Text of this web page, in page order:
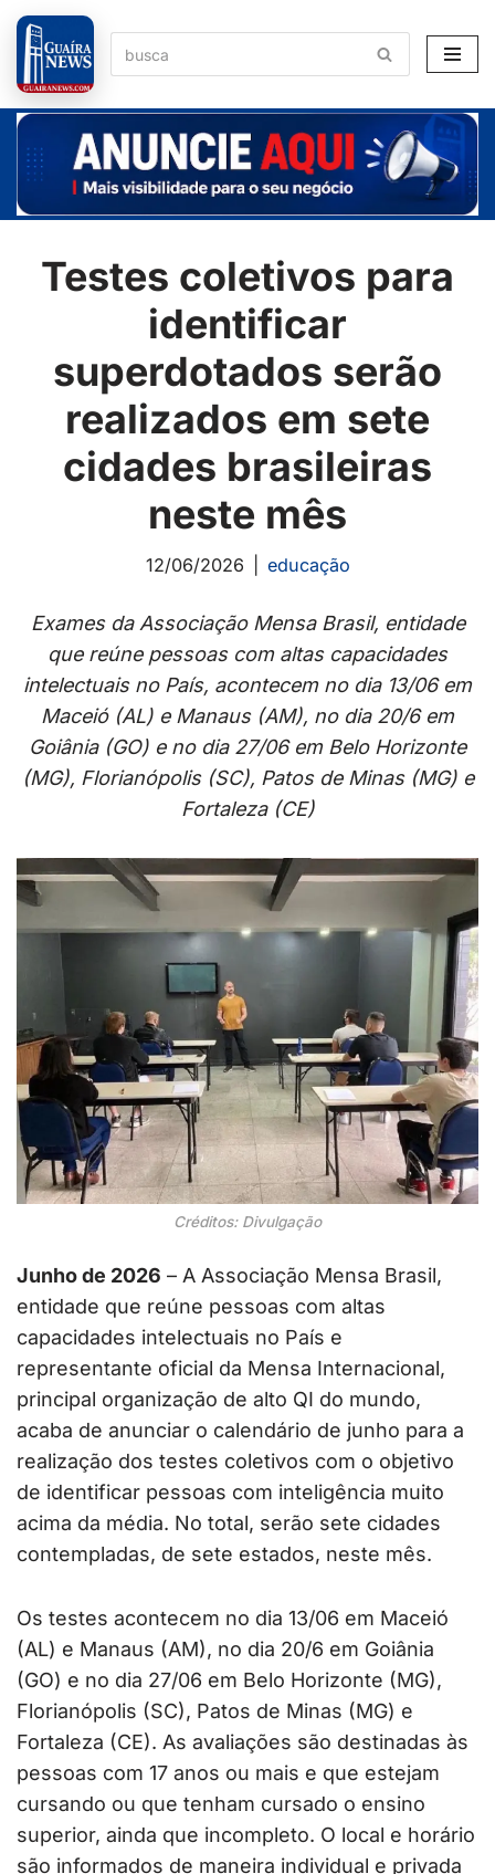
Pular
para
o
conteúdo
Testes coletivos para
identificar
superdotados serão
realizados em sete
cidades brasileiras
neste mês
12/06/2026 educação
Exames da Associação Mensa Brasil, entidade
que reúne pessoas com altas capacidades
intelectuais no País, acontecem no dia 13/06 em
Maceió (AL) e Manaus (AM), no dia 20/6 em
Goiânia (GO) e no dia 27/06 em Belo Horizonte
(MG), Florianópolis (SC), Patos de Minas (MG) e
Fortaleza (CE)
Créditos: Divulgação
Junho de 2026 – A Associação Mensa Brasil,
entidade que reúne pessoas com altas
capacidades intelectuais no País e
representante oficial da Mensa Internacional,
principal organização de alto QI do mundo,
acaba de anunciar o calendário de junho para a
realização dos testes coletivos com o objetivo
de identificar pessoas com inteligência muito
acima da média. No total, serão sete cidades
contempladas, de sete estados, neste mês.
Os testes acontecem no dia 13/06 em Maceió
(AL) e Manaus (AM), no dia 20/6 em Goiânia
(GO) e no dia 27/06 em Belo Horizonte (MG),
Florianópolis (SC), Patos de Minas (MG) e
Fortaleza (CE). As avaliações são destinadas às
pessoas com 17 anos ou mais e que estejam
cursando ou que tenham cursado o ensino
superior, ainda que incompleto. O local e horário
são informados de maneira individual e privada